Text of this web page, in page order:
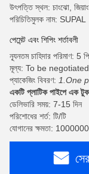
উৎপত্তি স্থল: চাংঝো,
পরিচিতিমুলক নাম: SUPAL
পেমেন্ট এবং শিপিং শর্তাবলী
ন্যূনতম চাহিদার পরিমাণ: 5
মূল্য: To be negotiated
প্যাকেজিং বিবরণ: 1.One
একটি প্লাটিক পাইপে এক
ডেলিভারি সময়: 7-15 দিন
পরিশোধের শর্ত: টি/টি
যোগানের ক্ষমতা: